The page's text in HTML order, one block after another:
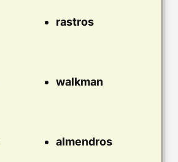
rastros
walkman
almendros